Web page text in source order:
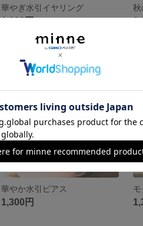
華やぎ水引イヤリング
1,600円
秋
残り1点
華やか水引ピアス
1,300円